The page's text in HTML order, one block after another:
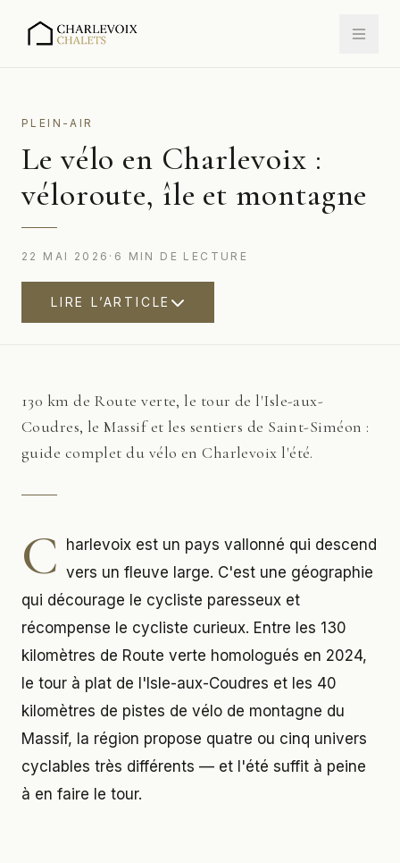
PLEIN-AIR
Le vélo en Charlevoix :
véloroute, île et montagne
22 MAI 2026 · 6 MIN DE LECTURE
LIRE L’ARTICLE
130 km de Route verte, le tour de l'Isle-aux-
Coudres, le Massif et les sentiers de Saint-Siméon :
guide complet du vélo en Charlevoix l'été.
C
harlevoix est un pays vallonné qui descend
vers un fleuve large. C'est une géographie
qui décourage le cycliste paresseux et
récompense le cycliste curieux. Entre les 130
kilomètres de Route verte homologués en 2024,
le tour à plat de l'Isle-aux-Coudres et les 40
kilomètres de pistes de vélo de montagne du
Massif, la région propose quatre ou cinq univers
cyclables très différents — et l'été suffit à peine
à en faire le tour.